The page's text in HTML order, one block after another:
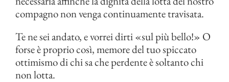
compagno non venga continuamente travisata.
Te ne sei andato, e vorrei dirti «sul più bello!» O
forse è proprio così, memore del tuo spiccato
ottimismo di chi sa che perdente è soltanto chi
non lotta.